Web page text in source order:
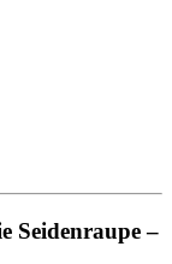
Seidenraupe –